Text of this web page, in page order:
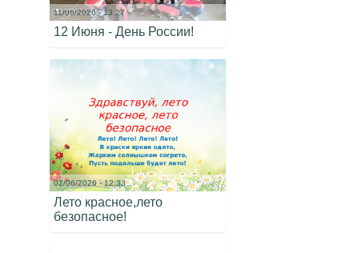
11/06/2026 - 13:27
12 Июня - День России!
02/06/2026 - 12:33
Лето красное,лето
безопасное!